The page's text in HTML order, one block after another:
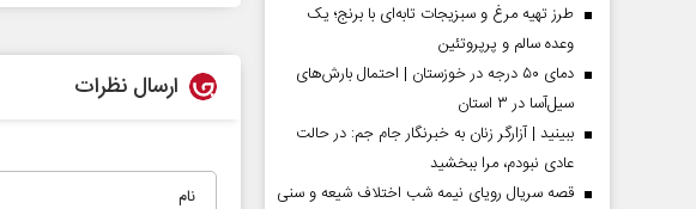
ارسال نظرات
طرز تهیه مرغ و سبزیجات تابه‌ای با برنج؛ یک
وعده سالم و پرپروتئین
دمای ۵۰ درجه در خوزستان | احتمال بارش‌های
سیل‌آسا در ۳ استان
ببینید | آزارگر زنان به خبرنگار جام جم: در حالت
عادی نبودم، مرا ببخشید
قصه سریال رویای نیمه شب اختلاف شیعه و سنی
صفحات نخست روزنامه ها‌ی‌سه‌شنبه ۶ مردادماه